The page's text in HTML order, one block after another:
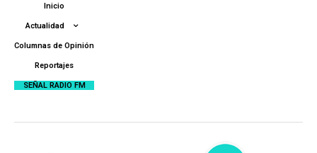
Inicio
Actualidad
Columnas de Opinión
Reportajes
SEÑAL RADIO FM